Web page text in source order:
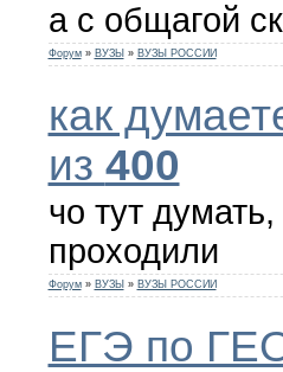
а с общагой
Форум » ВУЗЫ » ВУЗЫ РОССИИ
как
из 400
чо тут
проходили
Форум » ВУЗЫ » ВУЗЫ РОССИИ
ЕГЭ по